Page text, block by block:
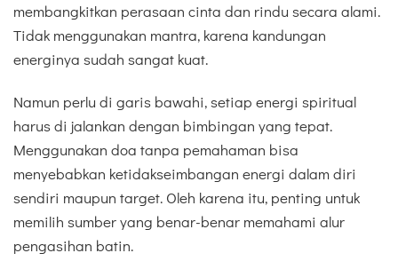
membangkitkan perasaan cinta dan rindu secara alami.
Tidak menggunakan mantra, karena kandungan
energinya sudah sangat kuat.
Namun perlu di garis bawahi, setiap energi spiritual
harus di jalankan dengan bimbingan yang tepat.
Menggunakan doa tanpa pemahaman bisa
menyebabkan ketidakseimbangan energi dalam diri
sendiri maupun target. Oleh karena itu, penting untuk
memilih sumber yang benar-benar memahami alur
pengasihan batin.